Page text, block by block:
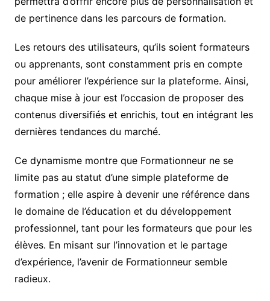
de pertinence dans les parcours de formation.
Les retours des utilisateurs, qu’ils soient formateurs
ou apprenants, sont constamment pris en compte
pour améliorer l’expérience sur la plateforme. Ainsi,
chaque mise à jour est l’occasion de proposer des
contenus diversifiés et enrichis, tout en intégrant les
dernières tendances du marché.
Ce dynamisme montre que Formationneur ne se
limite pas au statut d’une simple plateforme de
formation ; elle aspire à devenir une référence dans
le domaine de l’éducation et du développement
professionnel, tant pour les formateurs que pour les
élèves. En misant sur l’innovation et le partage
d’expérience, l’avenir de Formationneur semble
radieux.